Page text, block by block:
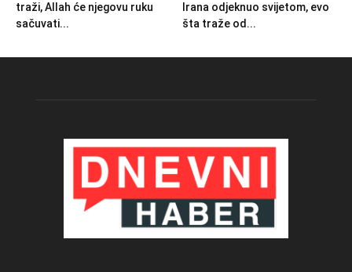
traži, Allah će njegovu ruku
sačuvati...
Irana odjeknuo svijetom, evo
šta traže od...